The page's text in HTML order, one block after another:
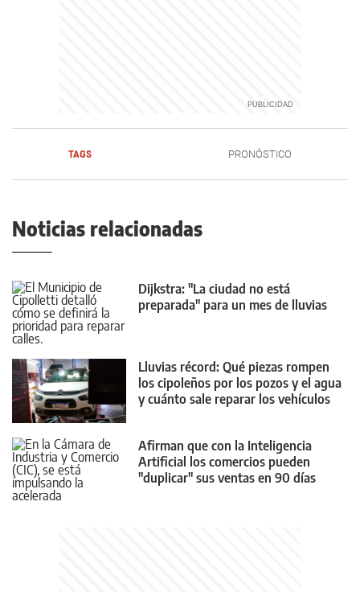
TAGS PRONÓSTICO
Noticias relacionadas
Dijkstra: "La ciudad no está
preparada" para un mes de lluvias
Lluvias récord: Qué piezas rompen
los cipoleños por los pozos y el agua
y cuánto sale reparar los vehículos
Afirman que con la Inteligencia
Artificial los comercios pueden
"duplicar" sus ventas en 90 días